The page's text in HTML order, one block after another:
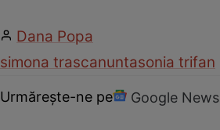
Dana Popa
simona trascanuntasonia trifan
Urmărește-ne pe Google News